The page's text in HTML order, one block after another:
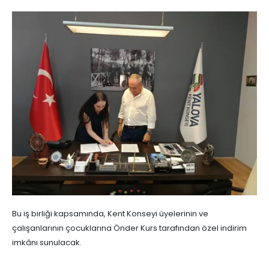
Bu iş birliği kapsamında, Kent Konseyi üyelerinin ve
çalışanlarının çocuklarına Önder Kurs tarafından özel indirim
imkânı sunulacak.